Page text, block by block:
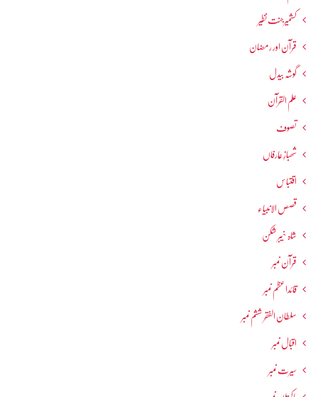
کشمیرجنت نظیر
قرآن اور رمضان
گوشہ بیدل
علم القرآن
تصوف
شھبازِ عارفاں
اقتباس
قصص الانبیاء
شاہ خیبر شکن
قرآن نمبر
قائداعظم نمبر
سلطان الفقر ششم نمبر
اقبال نمبر
سیرت نمبر